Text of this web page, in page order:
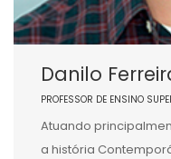
Danilo
PROFESSOR DE ENSINO
Atuando
a história